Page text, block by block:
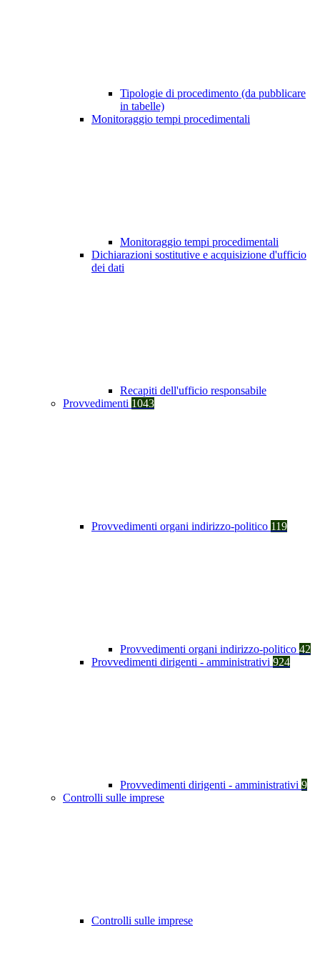
Tipologie di procedimento (da pubblicare
in tabelle)
Monitoraggio tempi procedimentali
Monitoraggio tempi procedimentali
Dichiarazioni sostitutive e acquisizione d'ufficio
dei dati
Recapiti dell'ufficio responsabile
Provvedimenti 1043
Provvedimenti organi indirizzo-politico 119
Provvedimenti organi indirizzo-politico 42
Provvedimenti dirigenti - amministrativi 924
Provvedimenti dirigenti - amministrativi 9
Controlli sulle imprese
Controlli sulle imprese